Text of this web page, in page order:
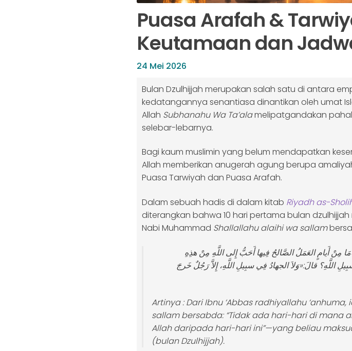
Puasa Arafah &
Keutamaan dan
24 Mei 2026
Bulan Dzulhijjah merupakan salah satu di antara
kedatangannya senantiasa dinantikan oleh umat
Allah Subhanahu Wa Ta’alamelipatgandakan
selebar-lebarnya.
Bagi kaum muslimin yang belum mendapatkan
Allah memberikan anugerah agung berupa
Puasa Tarwiyah dan Puasa Arafah.
Dalam sebuah hadis di dalam kitab Riyadh as-
diterangkan bahwa 10 hari pertama bulan
Nabi Muhammad Shallallahu alaihi wa sallam
أَيامٍ العَمَلُ الصَّالحُ فِيها أَحَبُّ إِلى اللَّهِ مِنْ هذِهِ
اللَّهِ؟ قالَ:«وَلاَ الجهادُ فِي سبِيلِ اللَّهِ، إِلاَّ رَجُلٌ خَرجَ
Artinya :Dari Ibnu ‘Abbas radhiyallahu
sallam bersabda: “Tidak ada hari-hari di mana
Allah daripada hari-hari ini”—yang beliau
(bulanDzulhijjah).